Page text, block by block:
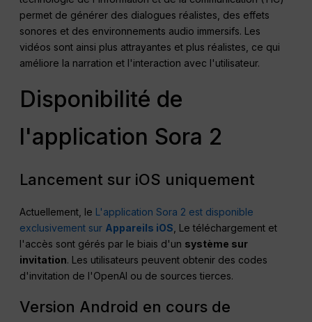
permet de générer des dialogues réalistes, des effets
sonores et des environnements audio immersifs. Les
vidéos sont ainsi plus attrayantes et plus réalistes, ce qui
améliore la narration et l'interaction avec l'utilisateur.
Disponibilité de
l'application Sora 2
Lancement sur iOS uniquement
Actuellement, le L'application Sora 2 est disponible
exclusivement sur Appareils iOS, Le téléchargement et
l'accès sont gérés par le biais d'un système sur
invitation. Les utilisateurs peuvent obtenir des codes
d'invitation de l'OpenAI ou de sources tierces.
Version Android en cours de